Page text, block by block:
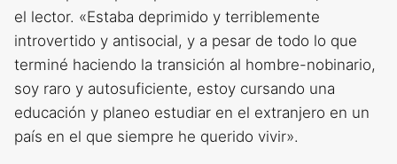
el lector. «Estaba deprimido y terriblemente
introvertido y antisocial, y a pesar de todo lo que
terminé haciendo la transición al hombre-nobinario,
soy raro y autosuficiente, estoy cursando una
educación y planeo estudiar en el extranjero en un
país en el que siempre he querido vivir».